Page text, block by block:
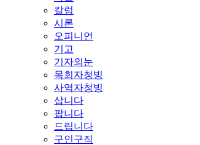
칼럼
시론
오피니언
기고
기자의눈
목회자청빙
사역자청빙
삽니다
팝니다
드립니다
구인구직